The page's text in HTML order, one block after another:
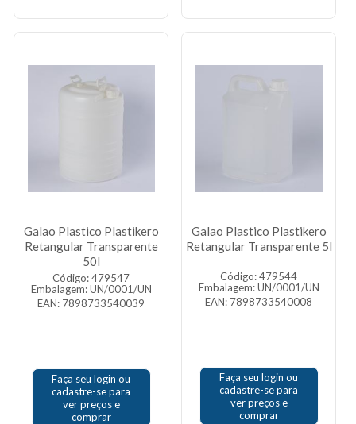
Galao Plastico Plastikero
Retangular Transparente
50l
Código: 479547
Embalagem: UN/0001/UN
EAN: 7898733540039
Faça seu login ou
cadastre-se para
ver preços e
comprar
Galao Plastico Plastikero
Retangular Transparente 5l
Código: 479544
Embalagem: UN/0001/UN
EAN: 7898733540008
Faça seu login ou
cadastre-se para
ver preços e
comprar